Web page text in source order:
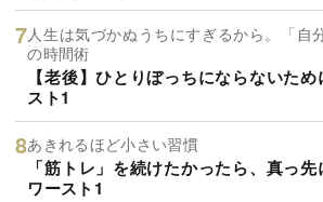
人生は気づかぬうちにすぎるから。「自
の時間術
【老後】ひとりぼっちにならないた
スト1
あきれるほど小さい習慣
「筋トレ」を続けたかったら、真っ
ワースト1